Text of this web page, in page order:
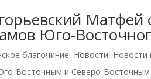
Юго-
благочиние, Новости, Новости
Восточным и Северо-Восточным